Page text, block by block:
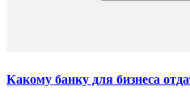
Какому банку для бизнеса